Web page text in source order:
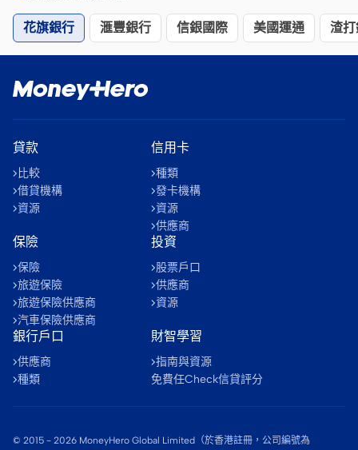
花旗銀行 滙豐銀行 信銀國際 美國運通 渣
貸款
比較
借貸機構
資源
信用卡
種類
發卡機構
資源
供應商
保險
保險
旅遊保險
旅遊保險供應商
汽車保險供應商
投資
股票戶口
供應商
資源
銀行戶口
供應商
種類
財智學習
指南與資源
免費任Check信貸評分
© 2015 - 2026 MoneyHero Global Limited（於香港註冊，公司編號為